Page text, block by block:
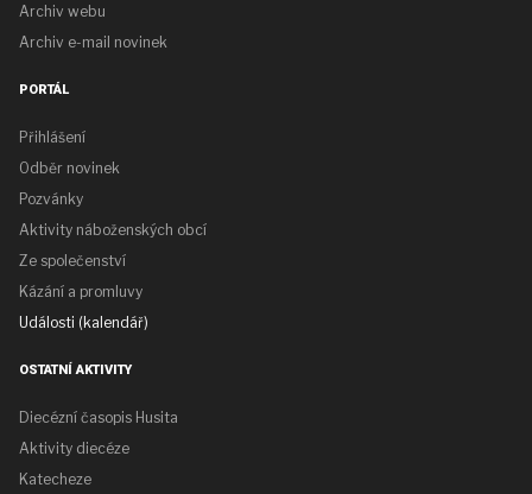
Archiv webu
Archiv e-mail novinek
PORTÁL
Přihlášení
Odběr novinek
Pozvánky
Aktivity náboženských obcí
Ze společenství
Kázání a promluvy
Události (kalendář)
OSTATNÍ AKTIVITY
Diecézní časopis Husita
Aktivity diecéze
Katecheze